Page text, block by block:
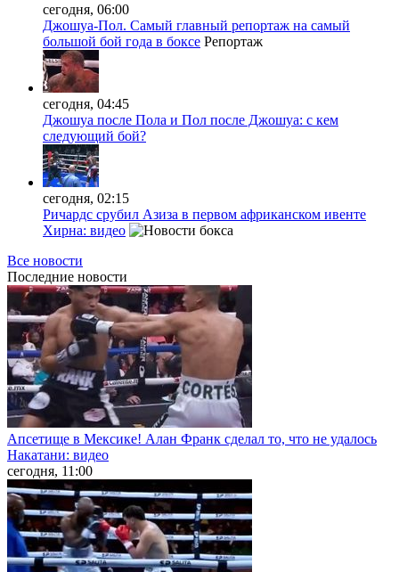
сегодня, 06:00
Джошуа-Пол. Самый главный репортаж на самый
большой бой года в боксе Репортаж
сегодня, 04:45
Джошуа после Пола и Пол после Джошуа: с кем
следующий бой?
сегодня, 02:15
Ричардс срубил Азиза в первом африканском ивенте
Хирна: видео
Все новости
Последние новости
Апсетище в Мексике! Алан Франк сделал то, что не удалось
Накатани: видео
сегодня, 11:00